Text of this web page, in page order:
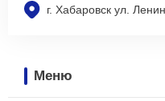
г. Хабаровск ул.
Меню